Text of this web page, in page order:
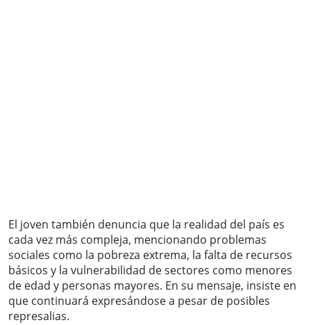
El joven también denuncia que la realidad del país es
cada vez más compleja, mencionando problemas
sociales como la pobreza extrema, la falta de recursos
básicos y la vulnerabilidad de sectores como menores
de edad y personas mayores. En su mensaje, insiste en
que continuará expresándose a pesar de posibles
represalias.